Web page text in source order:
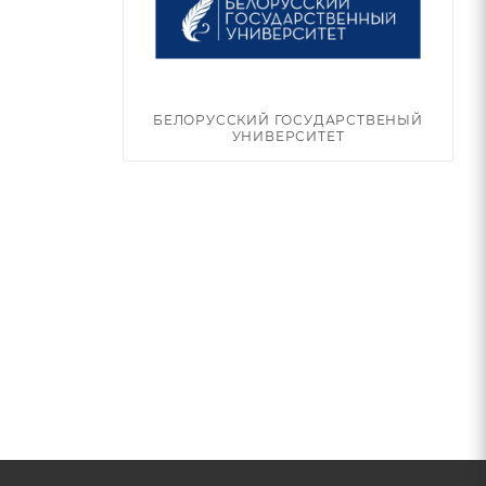
БЕЛОРУССКИЙ ГОСУДАРСТВЕНЫЙ
УНИВЕРСИТЕТ